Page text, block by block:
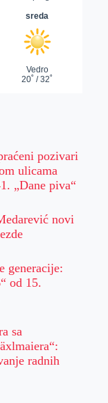
pozivari
ulicama
„Dane piva“
novi
generacije:
od 15.
sa
radnih